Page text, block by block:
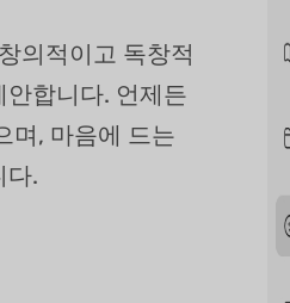
의적이고 독창적
합니다. 언제든
며, 마음에 드는
다.